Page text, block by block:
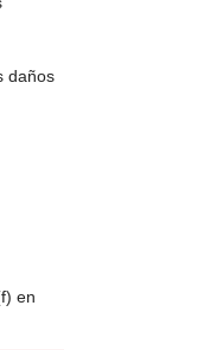
daños
en